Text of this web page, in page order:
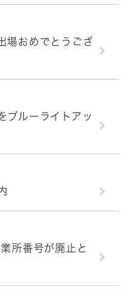
場おめでとうござ
ブルーライトアッ
所番号が廃止と